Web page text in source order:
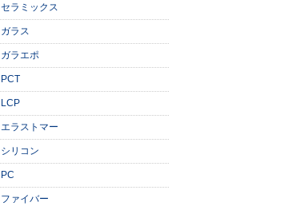
セラミックス
ガラス
ガラエポ
PCT
LCP
エラストマー
シリコン
PC
ファイバー